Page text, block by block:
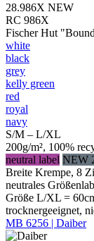
28.986X NEW
RC 986X
Fischer Hut
white
black
grey
kelly green
red
royal
navy
S/M – L/XL
200g/m², 100%
neutral label NEW
Breite Krempe, 8
neutrales
Größe L/XL =
trocknergeeignet,
MB 6256 | Daiber